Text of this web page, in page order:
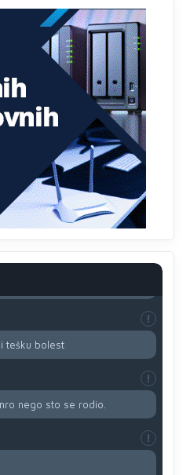
jezik,karakter i
tri stvari:cast,prijatelja i
stvari uvredu,neznanje i
stvari dobrotu,pamet i
kao nezavisnu državu jer
smetnju a recimo Srbija je
proizvodu iz Srbije stoji -
kojoj želimo svako
tešku bolest
nego sto se rodio.